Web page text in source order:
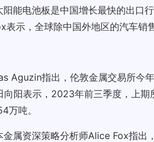
能电池板是中国增长最快的出口
表示，全球除中国外地区的汽车销
Aguzin指出，伦敦金属交易所今
向阳表示，2023年前三季度，上
万吨。
属资深策略分析师Alice Fox指